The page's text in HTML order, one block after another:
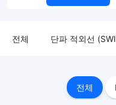
전체 단파 적외선
전체